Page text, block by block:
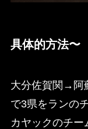
具体的方法〜
大分佐賀関→
で3県をランの
カヤックのチ